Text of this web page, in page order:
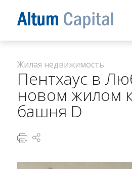
Жилая недвижимость
Пентхаус в
новом жилом
башня D